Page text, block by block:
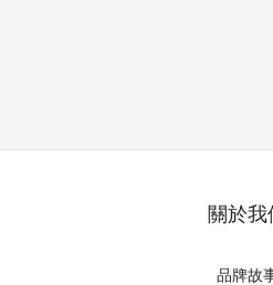
關於我
品牌故